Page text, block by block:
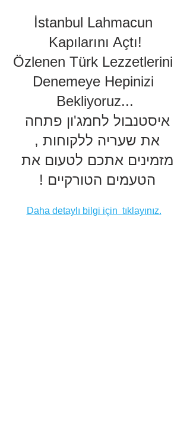
İstanbul Lahmacun
Kapılarını Açtı!
Özlenen Türk Lezzetlerini
Denemeye Hepinizi
Bekliyoruz...
איסטנבול לחמג'ון פתחה
את שעריה ללקוחות ,
מזמינים אתכם לטעום את
הטעמים הטורקיים !
Daha detaylı bilgi için  tıklayınız.